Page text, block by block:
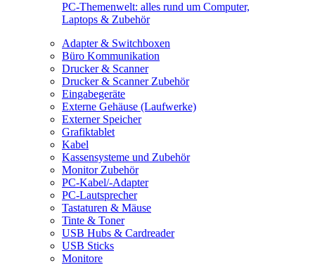
PC-Themenwelt: alles rund um Computer,
Laptops & Zubehör
Adapter & Switchboxen
Büro Kommunikation
Drucker & Scanner
Drucker & Scanner Zubehör
Eingabegeräte
Externe Gehäuse (Laufwerke)
Externer Speicher
Grafiktablet
Kabel
Kassensysteme und Zubehör
Monitor Zubehör
PC-Kabel/-Adapter
PC-Lautsprecher
Tastaturen & Mäuse
Tinte & Toner
USB Hubs & Cardreader
USB Sticks
Monitore